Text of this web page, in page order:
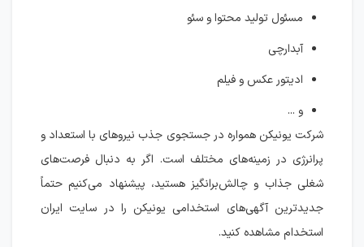
مسئول تولید محتوا و سئو
آبدارچی
ادیتور عکس و فیلم
و ...
شرکت یونیکن همواره در جستجوی جذب نیروهای با استعداد و
پرانرژی در زمینه‌های مختلف است. اگر به دنبال فرصت‌های
شغلی جذاب و چالش‌برانگیز هستید، پیشنهاد می‌کنیم حتماً
جدیدترین آگهی‌های استخدامی یونیکن را در سایت ایران
استخدام مشاهده کنید.